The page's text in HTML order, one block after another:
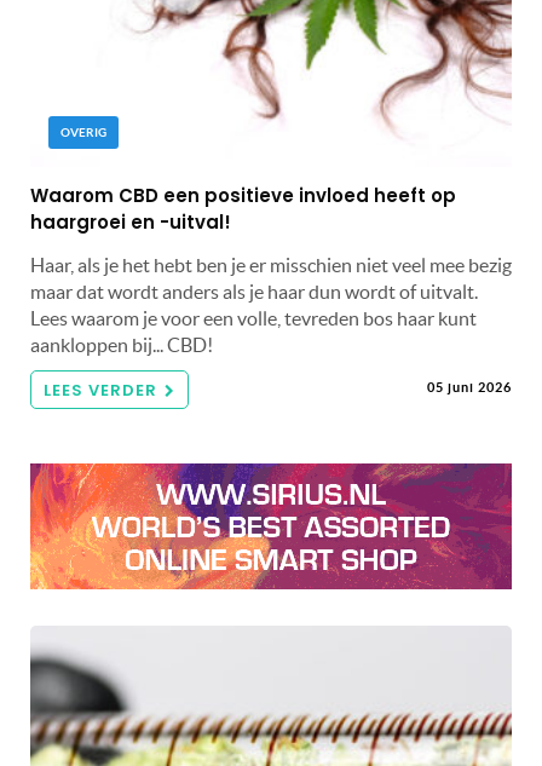
OVERIG
Waarom CBD een positieve invloed heeft op
haargroei en -uitval!
Haar, als je het hebt ben je er misschien niet veel mee bezig
maar dat wordt anders als je haar dun wordt of uitvalt.
Lees waarom je voor een volle, tevreden bos haar kunt
aankloppen bij... CBD!
LEES VERDER 05 juni 2026